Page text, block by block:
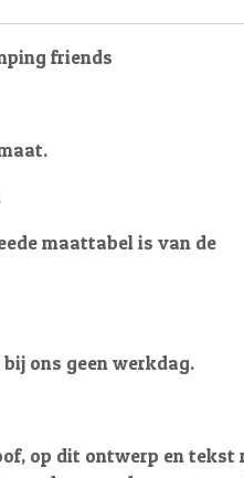
friends
maattabel is van de
ons geen werkdag.
op dit ontwerp en tekst